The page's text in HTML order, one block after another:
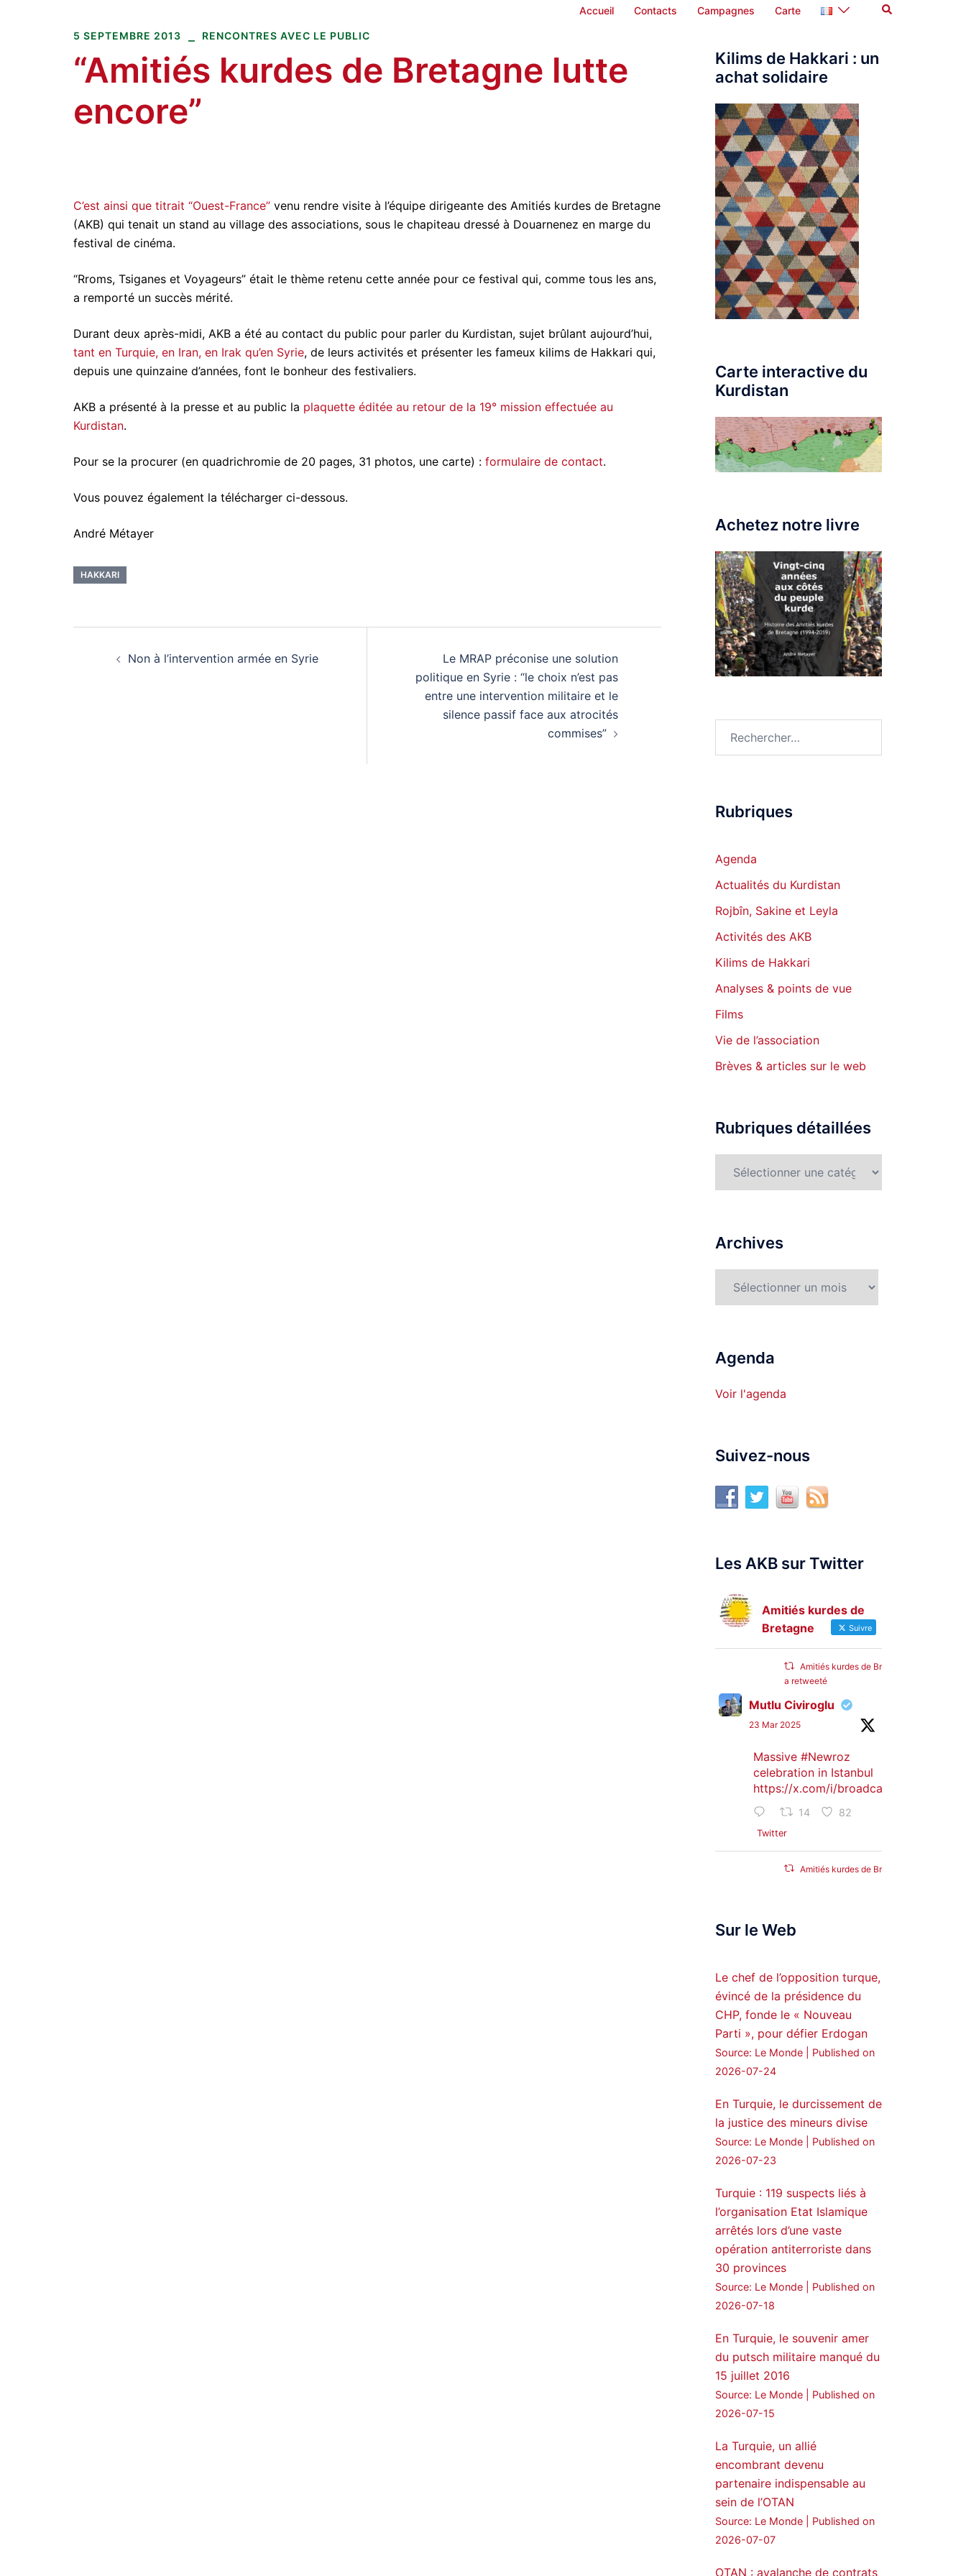
Accueil Contacts Campagnes Carte Rechercher
5 SEPTEMBRE 2013 RENCONTRES AVEC LE PUBLIC
“Amitiés kurdes de Bretagne lutte
encore”
C’est ainsi que titrait “Ouest-France” venu rendre visite à l’équipe dirigeante des Amitiés kurdes de Bretagne
(AKB) qui tenait un stand au village des associations, sous le chapiteau dressé à Douarnenez en marge du
festival de cinéma.
“Rroms, Tsiganes et Voyageurs” était le thème retenu cette année pour ce festival qui, comme tous les ans,
a remporté un succès mérité.
Durant deux après-midi, AKB a été au contact du public pour parler du Kurdistan, sujet brûlant aujourd’hui,
tant en Turquie, en Iran, en Irak qu’en Syrie, de leurs activités et présenter les fameux kilims de Hakkari qui,
depuis une quinzaine d’années, font le bonheur des festivaliers.
AKB a présenté à la presse et au public la plaquette éditée au retour de la 19° mission effectuée au
Kurdistan.
Pour se la procurer (en quadrichromie de 20 pages, 31 photos, une carte) : formulaire de contact.
Vous pouvez également la télécharger ci-dessous.
André Métayer
HAKKARI
Navigation
Non à l’intervention armée en Syrie
Le MRAP préconise une solution
politique en Syrie : “le choix n’est pas
entre une intervention militaire et le
silence passif face aux atrocités
commises”
Kilims de Hakkari : un
achat solidaire
Carte interactive du
Kurdistan
Achetez notre livre
Rubriques
Agenda
Actualités du Kurdistan
Rojbîn, Sakine et Leyla
Activités des AKB
Kilims de Hakkari
Analyses & points de vue
Films
Vie de l’association
Brèves & articles sur le web
Rubriques détaillées
Archives
Agenda
Voir l'agenda
Suivez-nous
Les AKB sur Twitter
Amitiés kurdes de
Bretagne
Suivre
Amitiés kurdes de Bretagne
a retweeté
Mutlu Civiroglu
23 Mar 2025
Massive #Newroz
celebration in Istanbul
https://x.com/i/broadcasts/
14 82
Twitter
Amitiés kurdes de Bretagne
25 Jan 2025
Forces, SDF appoints
hauro Abgar Daoud
from the ranks of
Syriac Military Council,
MFS as official
spokesperson. We
wish you success
ܟܫܝܪܘܬܐ ܒܘܠܝܬܐ ܚܘܪܐ
Amitiés kurdes de Bretagne
a retweeté
MedyaNews
24 Jan 2025
🔴DEM Party Imrali
on Abdullah Öcalan meeting
#PeaceProcess
🔗https://medyanews.rs/h4lwBwQ
Twitter
Voir plus...
Sur le Web
Le chef de l’opposition turque,
évincé de la présidence du
CHP, fonde le « Nouveau
Parti », pour défier Erdogan
Source: Le Monde
Published on
2026-07-24
En Turquie, le durcissement de
la justice des mineurs divise
Source: Le Monde
Published on
2026-07-23
Turquie : 119 suspects liés à
l’organisation Etat Islamique
arrêtés lors d’une vaste
opération antiterroriste dans
30 provinces
Source: Le Monde
Published on
2026-07-18
En Turquie, le souvenir amer
du putsch militaire manqué du
15 juillet 2016
Source: Le Monde
Published on
2026-07-15
La Turquie, un allié
encombrant devenu
partenaire indispensable au
sein de l’OTAN
Source: Le Monde
Published on
2026-07-07
OTAN : avalanche de contrats